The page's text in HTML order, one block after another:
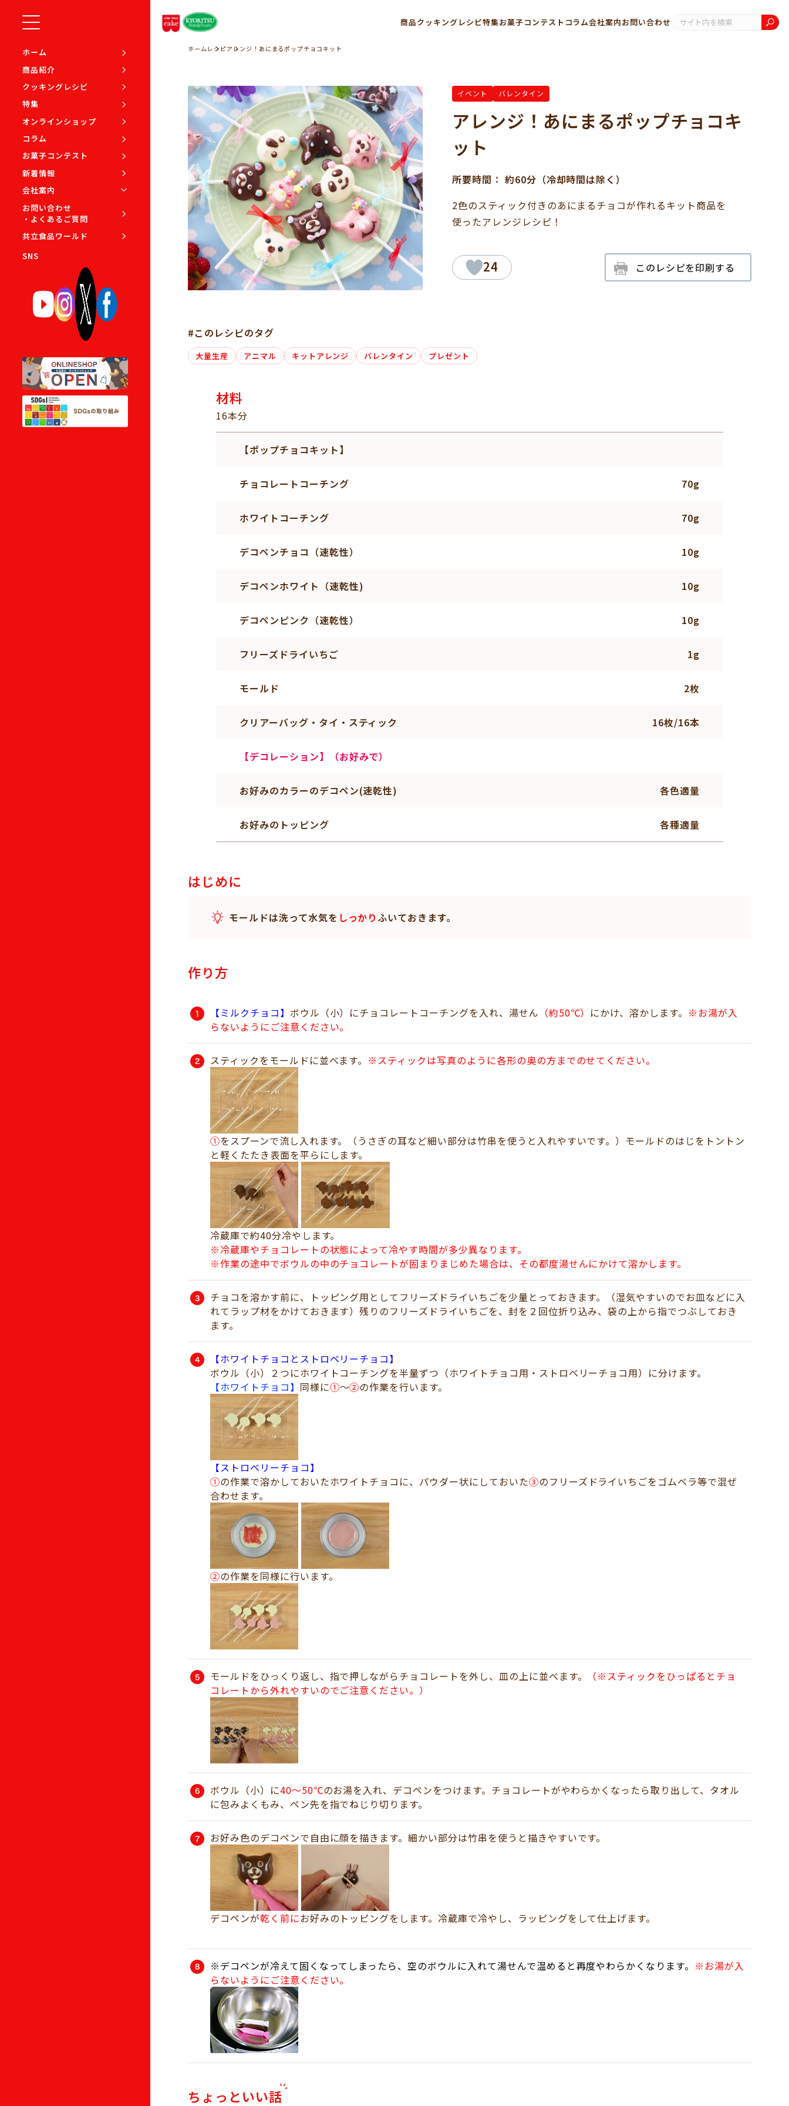
ホーム
商品紹介
クッキングレシピ
特集
オンラインショップ
コラム
お菓子コンテスト
新着情報
会社案内
お問い合わせ
・よくあるご質問
共立食品ワールド
SNS
商品クッキングレシピ特集お菓子コンテスト コラム会社案内お問い合わせ
ホーム レシピアレンジ！あにまるポップチョコキット
イベント バレンタイン
アレンジ！あにまるポップチョコキ
ット
所要時間： 約60分（冷却時間は除く）
2色のスティック付きのあにまるチョコが作れるキット商品を
使ったアレンジレシピ！
24 このレシピを印刷する
#このレシピのタグ
大量生産 アニマル キットアレンジ バレンタイン プレゼント
材料
16本分
【ポップチョコキット】
チョコレートコーチング 70g
ホワイトコーチング 70g
デコペンチョコ（速乾性） 10g
デコペンホワイト（速乾性) 10g
デコペンピンク（速乾性） 10g
フリーズドライいちご 1g
モールド 2枚
クリアーバッグ・タイ・スティック 16枚/16本
【デコレーション】（お好みで）
お好みのカラーのデコペン(速乾性) 各色適量
お好みのトッピング 各種適量
はじめに
モールドは洗って水気を しっかり ふいておきます。
作り方
【ミルクチョコ】 ボウル（小）にチョコレートコーチングを入れ、湯せん （約50℃） にかけ、溶かします。 ※お湯が入
らないようにご注意ください。
スティックをモールドに並べます。 ※スティックは写真のように各形の奥の方までのせてください。
①をスプーンで流し入れます。（うさぎの耳など細い部分は竹串を使うと入れやすいです。）モールドのはじをトントン
と軽くたたき表面を平らにします。
冷蔵庫で約40分冷やします。
※冷蔵庫やチョコレートの状態によって冷やす時間が多少異なります。
※作業の途中でボウルの中のチョコレートが固まりまじめた場合は、その都度湯せんにかけて溶かします。
チョコを溶かす前に、トッピング用としてフリーズドライいちごを少量とっておきます。（湿気やすいのでお皿などに入
れてラップ材をかけておきます）残りのフリーズドライいちごを、封を２回位折り込み、袋の上から指でつぶしておき
ます。
【ホワイトチョコとストロベリーチョコ】
ボウル（小）２つにホワイトコーチングを半量ずつ（ホワイトチョコ用・ストロベリーチョコ用）に分けます。
【ホワイトチョコ】 同様に①～②の作業を行います。
【ストロベリーチョコ】
①の作業で溶かしておいたホワイトチョコに、パウダー状にしておいた③のフリーズドライいちごをゴムベラ等で混ぜ
合わせます。
②の作業を同様に行います。
モールドをひっくり返し、指で押しながらチョコレートを外し、皿の上に並べます。
（※スティックをひっぱるとチョ
コレートから外れやすいのでご注意ください。）
ボウル（小）に40～50℃のお湯を入れ、デコペンをつけます。チョコレートがやわらかくなったら取り出して、タオル
に包みよくもみ、ペン先を指でねじり切ります。
お好み色のデコペンで自由に顔を描きます。細かい部分は竹串を使うと描きやすいです。
デコペンが乾く前にお好みのトッピングをします。冷蔵庫で冷やし、ラッピングをして仕上げます。
※デコペンが冷えて固くなってしまったら、空のボウルに入れて湯せんで温めると再度やわらかくなります。 ※お湯が入
らないようにご注意ください。
ちょっといい話